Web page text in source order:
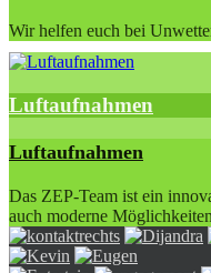
Wir helfen euch bei
Luftaufnahmen
Luftaufnahmen
Das ZEP-Team ist ein
auch moderne